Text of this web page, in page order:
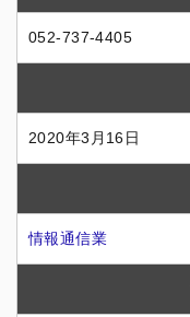
052-737-4405
2020年3月16日
情報通信業